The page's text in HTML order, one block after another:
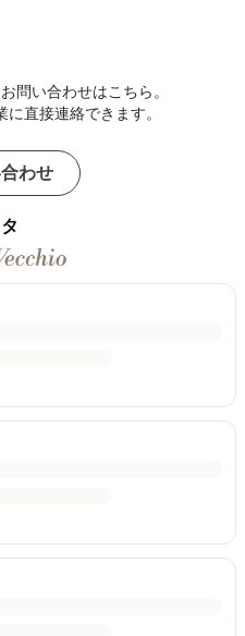
問い合わせはこちら。
直接連絡できます。
わせ